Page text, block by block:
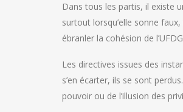
Dans tous les partis, il existe
surtout lorsqu’elle sonne
ébranler la cohésion de
Les directives issues des
s’en écarter, ils se sont
pouvoir ou de l’illusion des